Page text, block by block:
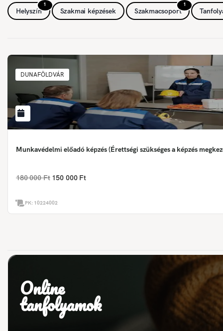
1
Helyszín Szakmai képzések
1
Szakmacsoport
DUNAFÖLDVÁR
Munkavédelmi előadó képzés (Érettségi szükséges a képzés
180 000 Ft 150 000 Ft
PK: 10224002
Online
tanfolyamok